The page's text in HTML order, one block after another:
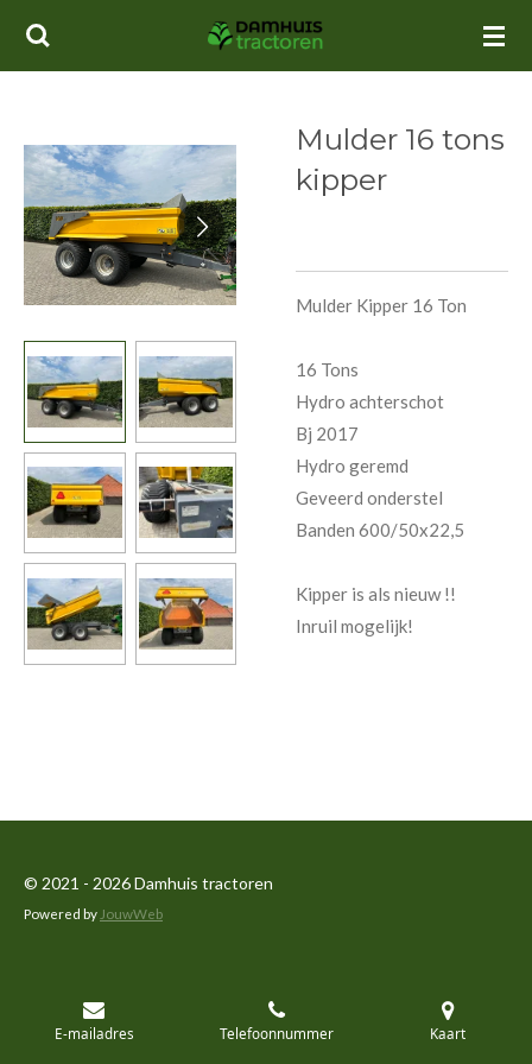
Ga
hoofdinhoud
Mulder 16 tons
kipper
Mulder Kipper 16 Ton
16 Tons
Hydro achterschot
Bj 2017
Hydro geremd
Geveerd onderstel
Banden 600/50x22,5
Kipper is als nieuw !!
Inruil mogelijk!
© 2021 - 2026 Damhuis tractoren
Powered by JouwWeb
E-mailadres Telefoonnummer Kaart